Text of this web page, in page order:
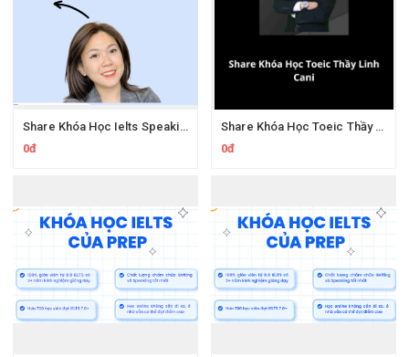
Share Khóa Học Ielts Speaking Ms.Chin
0đ
Share Khóa Học Toeic Thầy Linh Cani
0đ